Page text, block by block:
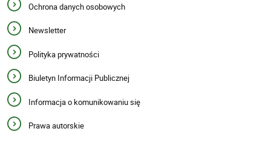
Ochrona danych osobowych
Newsletter
Polityka prywatności
Biuletyn Informacji Publicznej
Informacja o komunikowaniu się
Prawa autorskie